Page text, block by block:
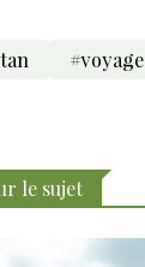
#voyage
le sujet